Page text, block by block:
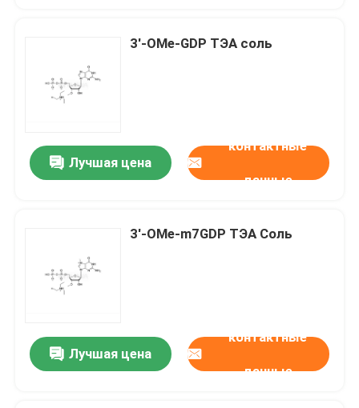
3'-OMe-GDP ТЭА соль
Лучшая цена
контактные
данные
3'-OMe-m7GDP ТЭА Соль
Лучшая цена
контактные
данные